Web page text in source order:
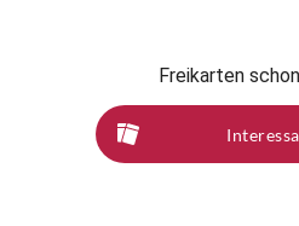
Freikarten